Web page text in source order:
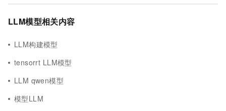
LLM模型相关内容
LLM构建模型
tensorrt LLM模型
LLM qwen模型
模型LLM